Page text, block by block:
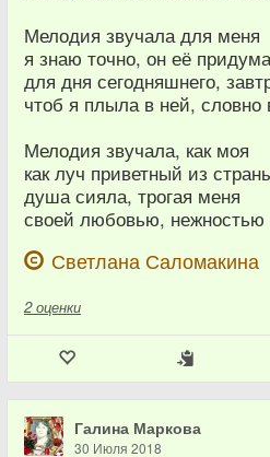
Мелодия звучала для меня
я знаю точно, он её
для дня сегодняшнего,
чтоб я плыла в ней, словно
Мелодия звучала, как моя
как луч приветный из
душа сияла, трогая меня
своей любовью, нежностью
Светлана Саломакина
2 оценки
Галина Маркова
30 Июля 2018